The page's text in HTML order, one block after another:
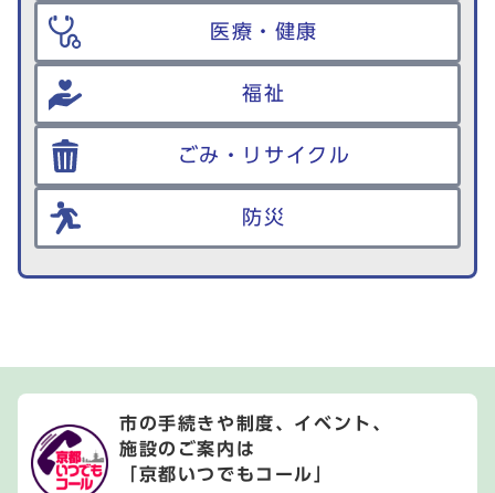
医療・健康
福祉
ごみ・リサイクル
防災
市の手続きや制度、イベント、
施設のご案内は
「京都いつでもコール」